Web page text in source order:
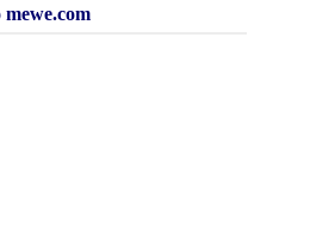
mewe.com